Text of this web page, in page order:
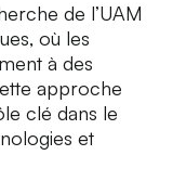
de l’UAM
où les
à des
approche
clé dans le
et